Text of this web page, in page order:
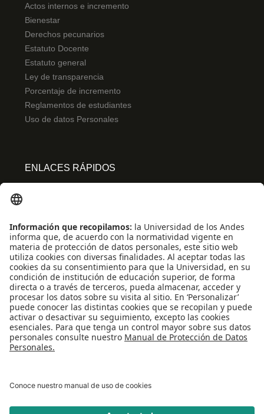
Actos internos e incremento
Bienestar
Derechos pecunarios
Estatuto Docente
Estatuto general
Ley de transparencia
Porcentaje de incremento
Reglamentos de estudiantes
Uso de datos Personales
ENLACES RÁPIDOS
Convivencia y transparencia
Emergencias: Extensión 0000
Eventos destacados
Mapa del Sitio
Multimedia
Noticias
Preguntas frecuentes